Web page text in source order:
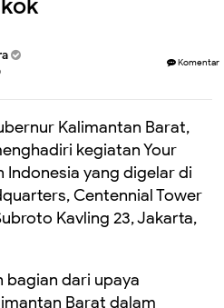
Komentar
Kalimantan Barat,
kegiatan Your
yang digelar di
Centennial Tower
Kavling 23, Jakarta,
bagian dari upaya
Barat dalam